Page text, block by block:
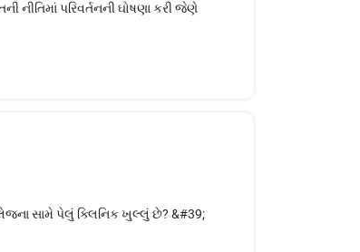
નીતિમાં પરિવર્તનની ઘોષણા કરી જેણે
સામે પેલું ક્લિનિક ખુલ્લું છે? &#39;